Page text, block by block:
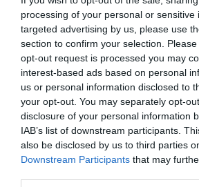
processing of your personal or sensitive
targeted advertising by us, please use
section to confirm your selection.
opt-out request is processed you may
interest-based ads based on personal
us or personal information disclosed to
your opt-out. You may separately opt-
disclosure of your personal information
IAB’s list of downstream participants.
also be disclosed by us to third parties
Downstream Participants that may
Znormalizowany
system średnic
drutów i linek
(AWG)
26/7
Przewody na
kabel
4 pary
Cechy
Bezhalogenowe,
elementów
Długość 20 m